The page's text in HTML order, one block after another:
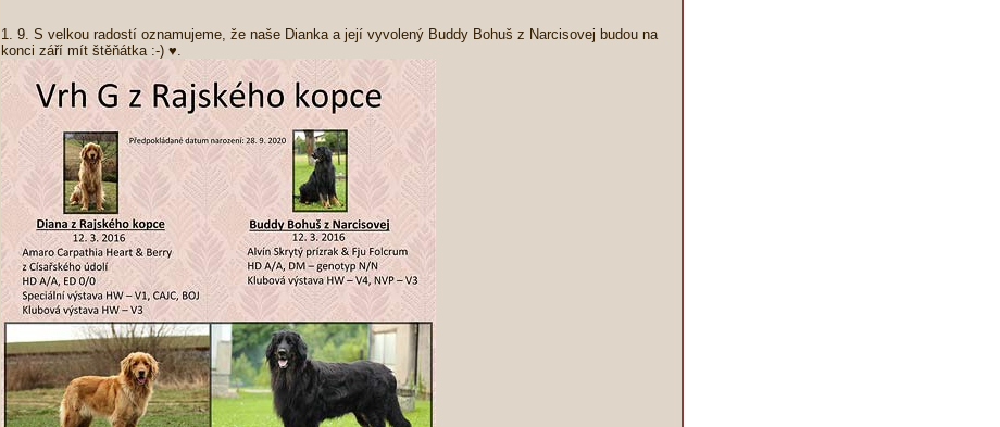
1. 9. S velkou radostí oznamujeme, že naše Dianka a její vyvolený Buddy Bohuš z Narcisovej budou na
konci září mít štěňátka :-) ♥.